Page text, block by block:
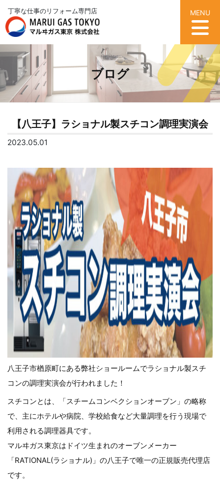
丁寧な仕事のリフォーム専門店 MENU
ブログ
【八王子】ラショナル製スチコン調理実演会
2023.05.01
八王子市楢原町にある弊社ショールームでラショナル製スチ
コンの調理実演会が行われました！
スチコンとは、「スチームコンベクションオーブン」の略称
で、主にホテルや病院、学校給食など大量調理を行う現場で
利用される調理器具です。
マルヰガス東京はドイツ生まれのオーブンメーカー
「RATIONAL(ラショナル)」の八王子で唯一の正規販売代理店
です。